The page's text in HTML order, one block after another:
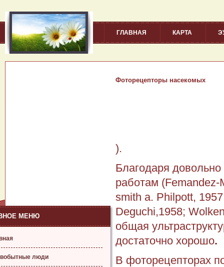
ГЛАВНАЯ КАРТА
МЕНЮ
люди
Фоторецепторы насекомых
).
Благодаря
работам
smith a. Philpott,
Deguchi,1958;
общая
достаточно хорошо.
В фоторецепторах